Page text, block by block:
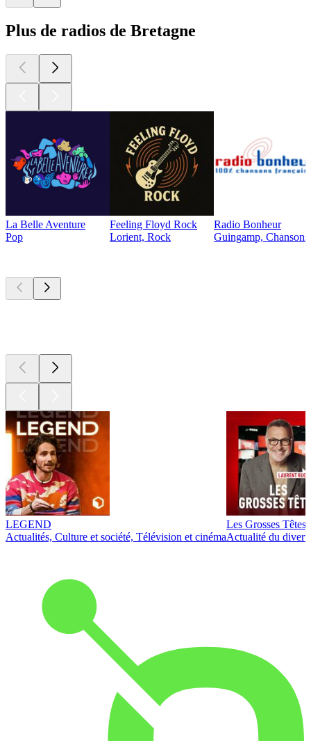
Plus de radios de Bretagne
La Belle Aventure
Pop
Feeling Floyd Rock
Lorient, Rock
Radio Bonheur
Guingamp,
LEGEND
Actualités, Culture et société, Télévision et cinéma
Les Grosses Têtes
Actualité du